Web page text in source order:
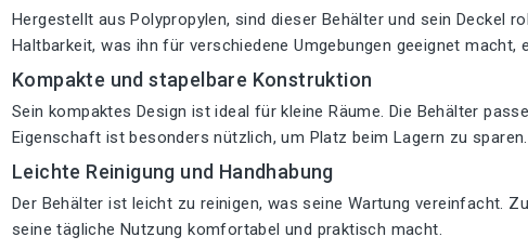
Hergestellt aus Polypropylen, sind dieser Behälter und sein Deckel
Haltbarkeit, was ihn für verschiedene Umgebungen geeignet
Kompakte und stapelbare Konstruktion
Sein kompaktes Design ist ideal für kleine Räume. Die Behälter
Eigenschaft ist besonders nützlich, um Platz beim Lagern zu sparen.
Leichte Reinigung und Handhabung
Der Behälter ist leicht zu reinigen, was seine Wartung vereinfacht.
seine tägliche Nutzung komfortabel und praktisch macht.